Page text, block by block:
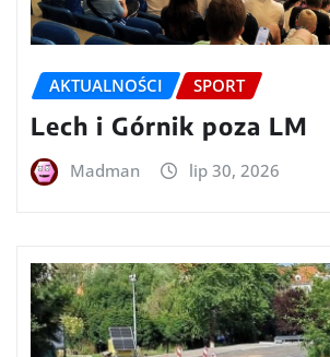
AKTUALNOŚCI SPORT
Lech i Górnik poza LM
Madman lip 30, 2026